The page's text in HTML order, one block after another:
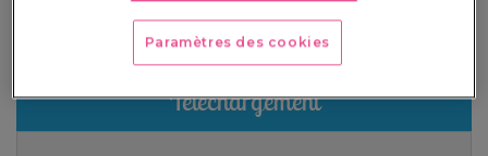
Alors, à vos fourneaux !
Téléchargement
Paramètres des cookies